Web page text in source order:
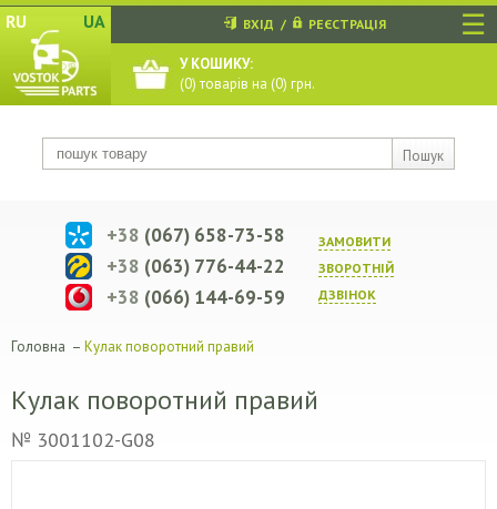
☰
RU UA
Пошук
ВХІД / РЕЄСТРАЦІЯ
У КОШИКУ:
(0) товарів на (0) грн.
ЗАМОВИТИ
ЗВОРОТНIЙ
ДЗВIНОК
+38 (067) 658-73-58
+38 (063) 776-44-22
+38 (066) 144-69-59
Головна – Кулак поворотний правий
Кулак поворотний правий
№ 3001102-G08